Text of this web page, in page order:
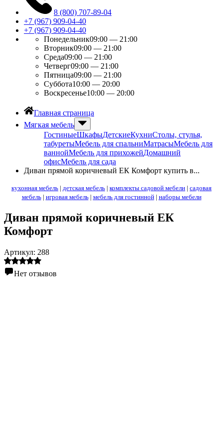
8 (800) 707-89-04
+7 (967) 909-04-40
+7 (967) 909-04-40
Понедельник09:00 — 21:00
Вторник09:00 — 21:00
Среда09:00 — 21:00
Четверг09:00 — 21:00
Пятница09:00 — 21:00
Суббота10:00 — 20:00
Воскресенье10:00 — 20:00
Главная страница
Мягкая мебель
ГостиныеШкафыДетскиеКухниСтолы, стулья,
табуретыМебель для спальниМатрасыМебель для
ваннойМебель для прихожейДомашний
офисМебель для сада
Диван прямой коричневый ЕК Комфорт купить в...
кухонная мебель | детская мебель | комплекты садовой мебели | садовая
мебель| игровая мебель| мебель для гостинной| наборы мебели
Диван прямой коричневый ЕК
Комфорт
Артикул: 288
Нет отзывов